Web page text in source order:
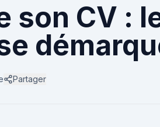
son CV :
Partager